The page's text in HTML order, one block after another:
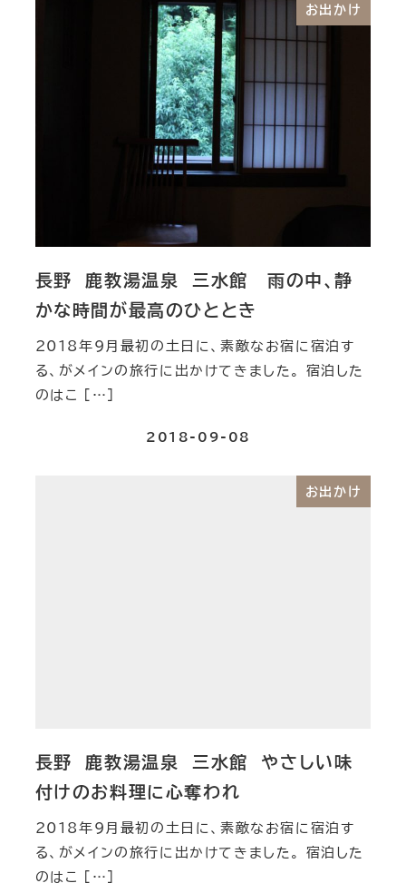
お出かけ
長野 鹿教湯温泉 三水館 雨の中、静
かな時間が最高のひととき
2018年9月最初の土日に、素敵なお宿に宿泊す
る、がメインの旅行に出かけてきました。 宿泊した
のはこ […]
2018-09-08
お出かけ
長野 鹿教湯温泉 三水館 やさしい味
付けのお料理に心奪われ
2018年9月最初の土日に、素敵なお宿に宿泊す
る、がメインの旅行に出かけてきました。 宿泊した
のはこ […]